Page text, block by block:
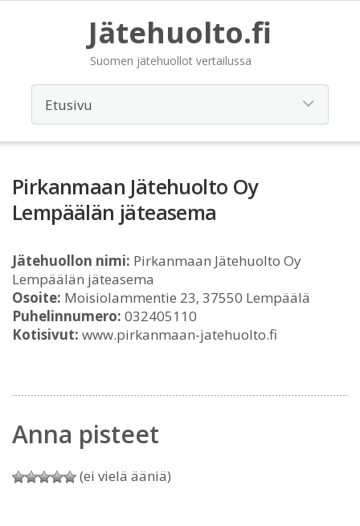
Jätehuolto.fi
Suomen jätehuollot vertailussa
Pirkanmaan Jätehuolto Oy
Lempäälän jäteasema
Jätehuollon nimi: Pirkanmaan Jätehuolto Oy
Lempäälän jäteasema
Osoite: Moisiolammentie 23, 37550 Lempäälä
Puhelinnumero: 032405110
Kotisivut: www.pirkanmaan-jatehuolto.fi
Anna pisteet
(ei vielä ääniä)